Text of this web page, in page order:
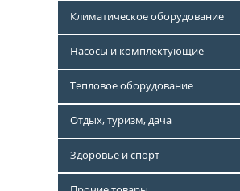
Климатическое оборудование
Насосы и комплектующие
Тепловое оборудование
Отдых, туризм, дача
Здоровье и спорт